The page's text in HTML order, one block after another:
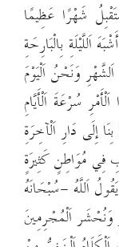
شَهْرًا عَظِيمًا
اَللَّيْلَةِ بِالْبَارِحَةِ
اَلشَّهْرِ وَنَحْنُ اَلْيَوْمَ
سُرْعَةَ اَلْأَيَّامِ
إِلَى دَارِ اَلْآخِرَةِ
فِي مُوَاطِنٍ كَثِيرَةٍ
اَللَّهُ -سُبْحَانَهُ
اَلْمُجْرِمِينَ